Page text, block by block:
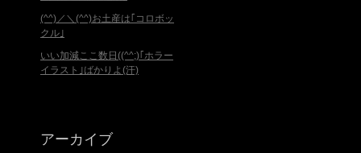
(^^)／＼(^^)お土産は｢コロボッ
クル｣
いい加減ここ数日((^^;)｢ホラー
イラスト｣ばかりよ(汗)
アーカイブ